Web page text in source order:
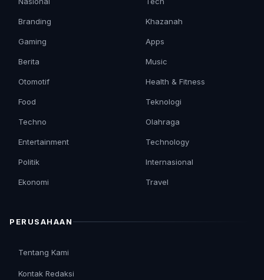
Branding
Gaming
Berita
Otomotif
Khazanah
Apps
Music
Health & Fitness
Food
Techno
Entertainment
Politik
Ekonomi
Teknologi
Olahraga
Technology
Internasional
Travel
PERUSAHAAN
Tentang Kami
Kontak Redaksi